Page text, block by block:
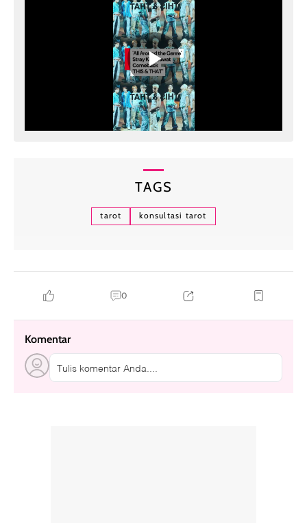
TAGS
tarot konsultasi tarot
0
Komentar
Tulis komentar Anda....